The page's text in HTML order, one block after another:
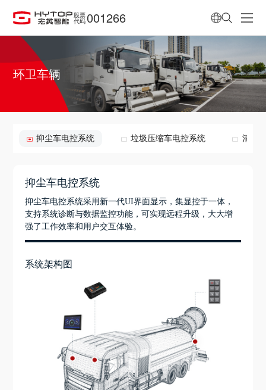
股票
代码 001266
环卫车辆
抑尘车电控系统 垃圾压缩车电控系统 清扫
抑尘车电控系统
抑尘车电控系统采用新一代UI界面显示，集显控于一体，
支持系统诊断与数据监控功能，可实现远程升级，大大增
强了工作效率和用户交互体验。
系统架构图